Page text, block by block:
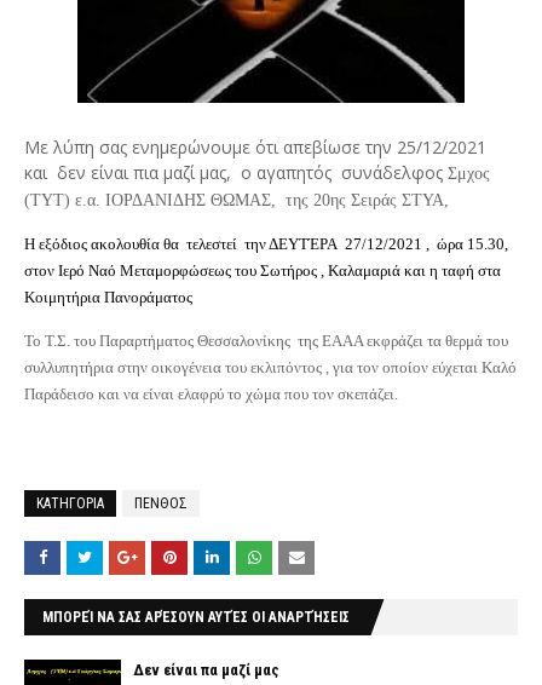
Με λύπη σας ενημερώνουμε ότι απεβίωσε την 25/12/2021
και δεν είναι πια μαζί μας, ο αγαπητός συνάδελφος Σμχος
(ΤΥΤ) ε.α. ΙΟΡΔΑΝΙΔΗΣ ΘΩΜΑΣ, της 20ης Σειράς ΣΤΥΑ,
Η εξόδιος ακολουθία θα τελεστεί την ΔΕΥΤΈΡΑ 27/12/2021 , ώρα 15.30,
στον Ιερό Ναό Μεταμορφώσεως του Σωτήρος , Καλαμαριά και η ταφή στα
Κοιμητήρια Πανοράματος
Το Τ.Σ. του Παραρτήματος Θεσσαλονίκης της ΕΑΑΑ εκφράζει τα θερμά του
συλλυπητήρια στην οικογένεια του εκλιπόντος , για τον οποίον εύχεται Καλό
Παράδεισο και να είναι ελαφρύ το χώμα που τον σκεπάζει.
ΚΑΤΗΓΟΡΙΑ ΠΕΝΘΟΣ
ΜΠΟΡΕΊ ΝΑ ΣΑΣ ΑΡΈΣΟΥΝ ΑΥΤΈΣ ΟΙ ΑΝΑΡΤΉΣΕΙΣ
Δεν είναι πα μαζί μας